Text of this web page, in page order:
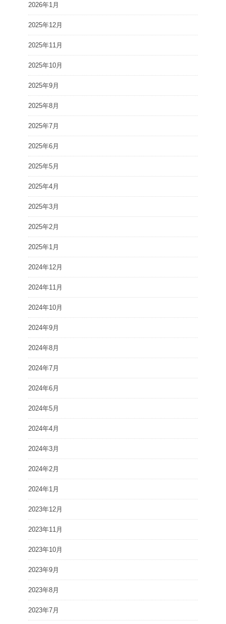
2026年1月
2025年12月
2025年11月
2025年10月
2025年9月
2025年8月
2025年7月
2025年6月
2025年5月
2025年4月
2025年3月
2025年2月
2025年1月
2024年12月
2024年11月
2024年10月
2024年9月
2024年8月
2024年7月
2024年6月
2024年5月
2024年4月
2024年3月
2024年2月
2024年1月
2023年12月
2023年11月
2023年10月
2023年9月
2023年8月
2023年7月